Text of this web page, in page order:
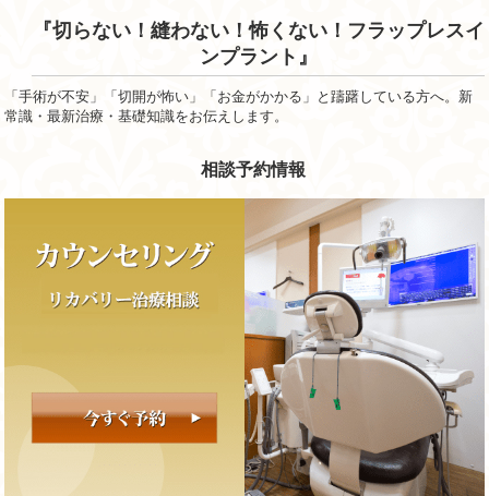
『切らない！縫わない！怖くない！フラップレスイ
ンプラント』
「手術が不安」「切開が怖い」「お金がかかる」と躊躇している方へ。新
常識・最新治療・基礎知識をお伝えします。
相談予約情報